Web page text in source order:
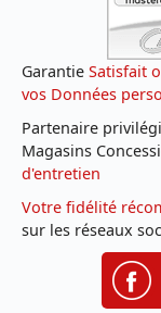
Garantie Satisfait
vos Données
Partenaire
Magasins
d'entretien
Votre fidélité
sur les réseaux